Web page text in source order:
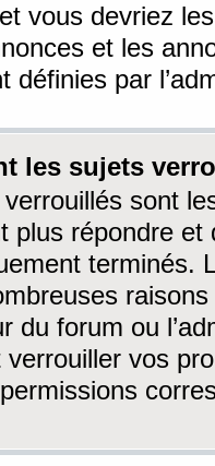
vous devriez
et les
définies par
les sujets
sont
plus répondre
terminés.
du forum ou
verrouiller vos